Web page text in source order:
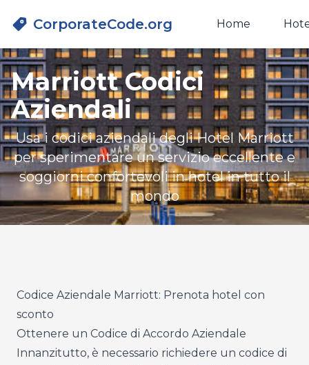
CorporateCode.org Home
Marriott Codici
Aziendali
Usa i codici aziendali degli Hotel Marriott
per sperimentare un servizio eccellente e
soggiorni confortevoli in hotel in tutto il
mondo
Codice Aziendale Marriott: Prenota hotel con
sconto
Ottenere un Codice di Accordo Aziendale
Innanzitutto, è necessario richiedere un codice di